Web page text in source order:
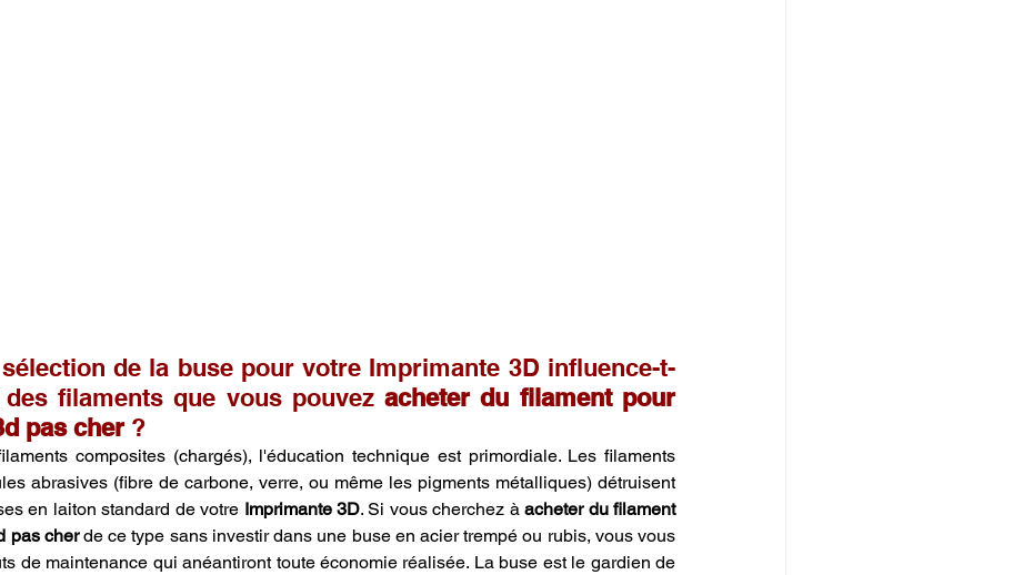
de la buse pour votre Imprimante 3D influence-t-
filaments que vous pouvez acheter du filament pour
pas cher ?
composites (chargés), l'éducation technique est primordiale. Les filaments
abrasives (fibre de carbone, verre, ou même les pigments métalliques) détruisent
en laiton standard de votre Imprimante 3D. Si vous cherchez à acheter du filament
pas cher de ce type sans investir dans une buse en acier trempé ou rubis, vous vous
de maintenance qui anéantiront toute économie réalisée. La buse est le gardien de